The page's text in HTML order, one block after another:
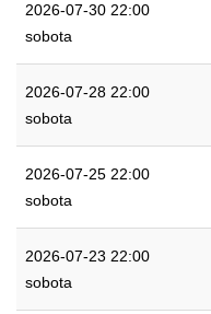
2026-07-30 22:00
sobota
2026-07-28 22:00
sobota
2026-07-25 22:00
sobota
2026-07-23 22:00
sobota